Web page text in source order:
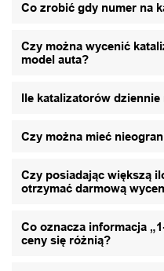
Co zrobić gdy numer na
Czy można wycenić
model auta?
Ile katalizatorów
Czy można mieć
Czy posiadając większą
otrzymać darmową
Co oznacza informacja
ceny się różnią?